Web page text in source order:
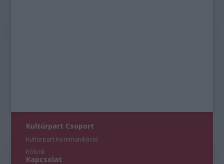
Kultúrpart Csoport
Kultúrpart Kommunikáció
Rólunk
Kapcsolat